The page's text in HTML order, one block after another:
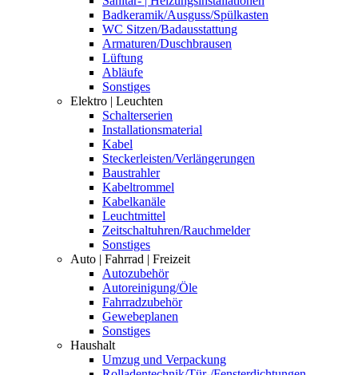
Badkeramik/Ausguss/Spülkasten
WC Sitzen/Badausstattung
Armaturen/Duschbrausen
Lüftung
Abläufe
Sonstiges
Elektro | Leuchten
Schalterserien
Installationsmaterial
Kabel
Steckerleisten/Verlängerungen
Baustrahler
Kabeltrommel
Kabelkanäle
Leuchtmittel
Zeitschaltuhren/Rauchmelder
Sonstiges
Auto | Fahrrad | Freizeit
Autozubehör
Autoreinigung/Öle
Fahrradzubehör
Gewebeplanen
Sonstiges
Haushalt
Umzug und Verpackung